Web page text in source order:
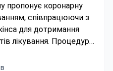
пропонує коронарну
співпрацюючи з
для дотримання
лікування. Процедура
трансфер,
визначення